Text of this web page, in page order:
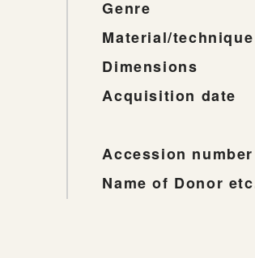
Genre
Material/technique
Dimensions
Acquisition date
Accession number
Name of Donor